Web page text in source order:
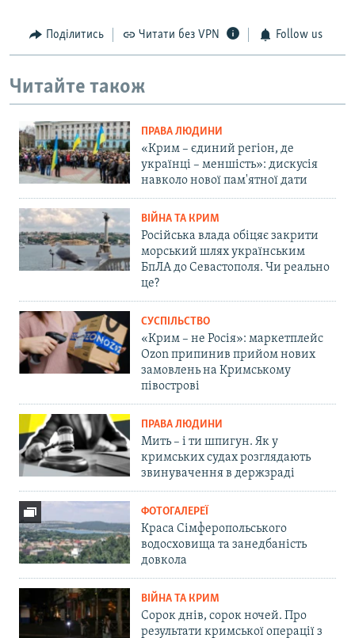
Поділитись Читати без VPN Follow us
Читайте також
ПРАВА ЛЮДИНИ
«Крим – єдиний регіон, де
українці – меншість»: дискусія
навколо нової пам'ятної дати
ВІЙНА ТА КРИМ
Російська влада обіцяє закрити
морський шлях українським
БпЛА до Севастополя. Чи реально
це?
СУСПІЛЬСТВО
«Крим – не Росія»: маркетплейс
Ozon припинив прийом нових
замовлень на Кримському
півострові
ПРАВА ЛЮДИНИ
Мить – і ти шпигун. Як у
кримських судах розглядають
звинувачення в держзраді
ФОТОГАЛЕРЕЇ
Краса Сімферопольського
водосховища та занедбаність
довкола
ВІЙНА ТА КРИМ
Сорок днів, сорок ночей. Про
результати кримської операції з